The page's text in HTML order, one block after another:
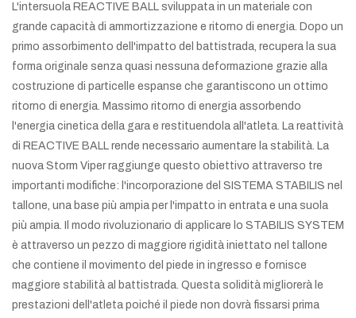
L'intersuola REACTIVE BALL sviluppata in un materiale con
grande capacità di ammortizzazione e ritorno di energia. Dopo un
primo assorbimento dell'impatto del battistrada, recupera la sua
forma originale senza quasi nessuna deformazione grazie alla
costruzione di particelle espanse che garantiscono un ottimo
ritorno di energia. Massimo ritorno di energia assorbendo
l'energia cinetica della gara e restituendola all'atleta. La reattività
di REACTIVE BALL rende necessario aumentare la stabilità. La
nuova Storm Viper raggiunge questo obiettivo attraverso tre
importanti modifiche: l'incorporazione del SISTEMA STABILIS nel
tallone, una base più ampia per l'impatto in entrata e una suola
più ampia. Il modo rivoluzionario di applicare lo STABILIS SYSTEM
è attraverso un pezzo di maggiore rigidità iniettato nel tallone
che contiene il movimento del piede in ingresso e fornisce
maggiore stabilità al battistrada. Questa solidità migliorerà le
prestazioni dell'atleta poiché il piede non dovrà fissarsi prima